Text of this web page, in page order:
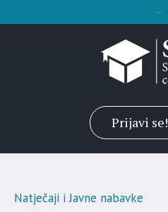
Prijavi se!
Natječaji i Javne nabavke